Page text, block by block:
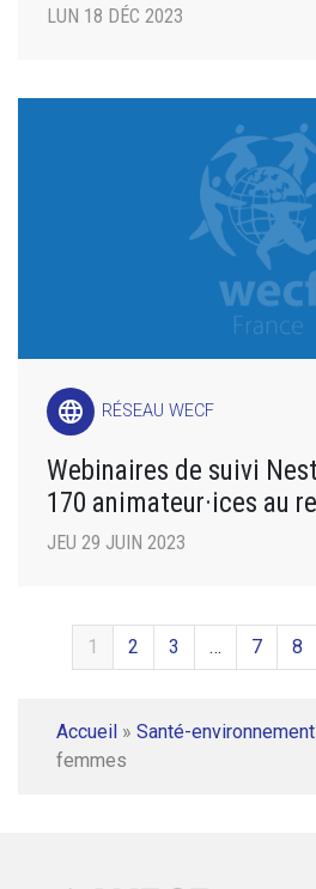
LUN 18 DÉC 2023
language RÉSEAU WECF
Webinaires de suivi
170 animateur·ices au
JEU 29 JUIN 2023
1 2 3 … 7 8
Accueil » Santé-environnement
femmes